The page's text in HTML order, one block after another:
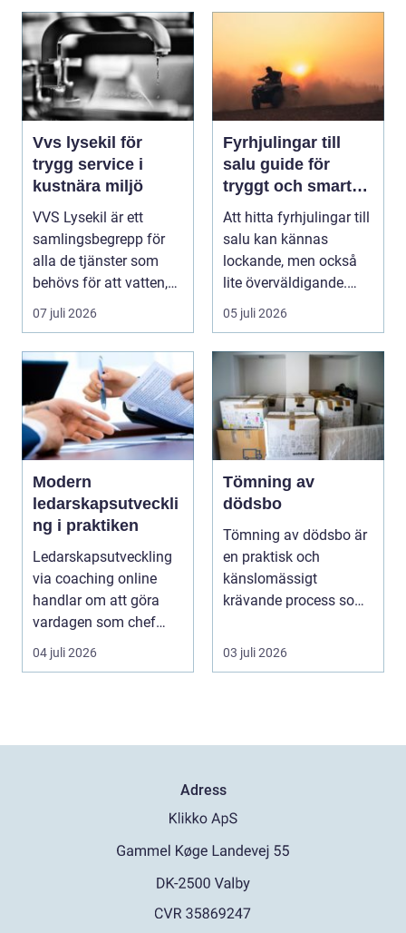
Vvs lysekil för
trygg service i
kustnära miljö
VVS Lysekil är ett
samlingsbegrepp för
alla de tjänster som
behövs för att vatten,
värme och avlopp ...
07 juli 2026
Fyrhjulingar till
salu guide för
tryggt och smart
köp
Att hitta fyrhjulingar till
salu kan kännas
lockande, men också
lite överväldigande.
Utbudet är stor...
05 juli 2026
Modern
ledarskapsutveckli
ng i praktiken
Ledarskapsutveckling
via coaching online
handlar om att göra
vardagen som chef
både mer h...
04 juli 2026
Tömning av
dödsbo
Tömning av dödsbo är
en praktisk och
känslomässigt
krävande process som
gång ell...
03 juli 2026
Adress